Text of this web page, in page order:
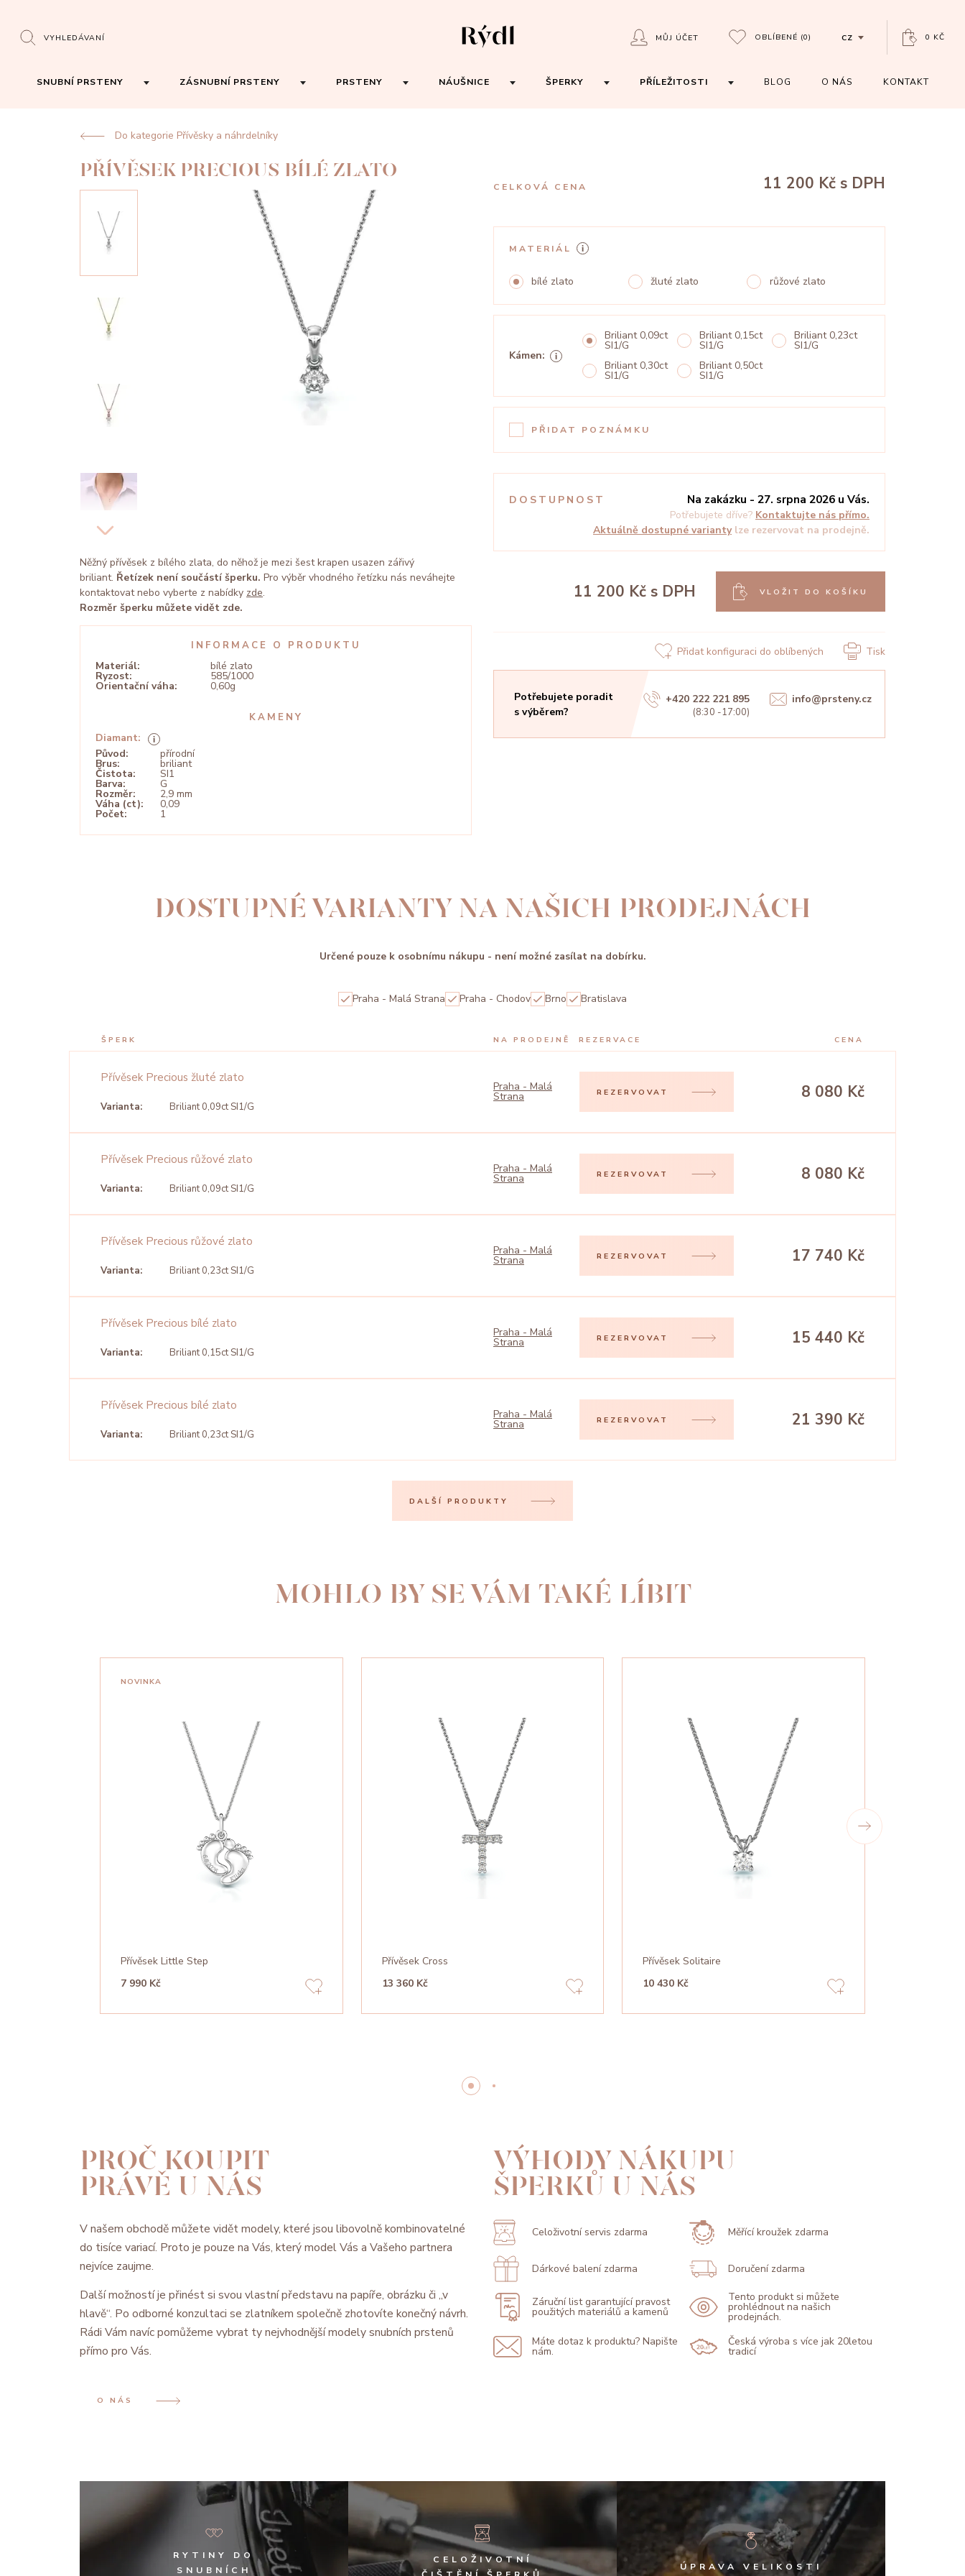
VYHLEDÁVANÍ MŮJ ÚČET OBLÍBENÉ (0) CZ 0 KČ
SNUBNÍ PRSTENY ZÁSNUBNÍ PRSTENY PRSTENY NÁUŠNICE ŠPERKY PŘÍLEŽITOSTI BLOG O NÁS KONTAKT
Do kategorie Přívěsky a náhrdelníky
PŘÍVĚSEK PRECIOUS BÍLÉ ZLATO
Něžný přívěsek z bílého zlata, do něhož je mezi šest krapen usazen zářivý
briliant. Řetízek není součástí šperku. Pro výběr vhodného řetízku nás neváhejte
kontaktovat nebo vyberte z nabídky zde.
Rozměr šperku můžete vidět zde.
INFORMACE O PRODUKTU
Materiál: bílé zlato
Ryzost: 585/1000
Orientační váha: 0,60g
KAMENY
Diamant:
Původ:
přírodní
Brus: briliant
Čistota: SI1
Barva: G
Rozměr: 2,9 mm
Váha (ct): 0,09
Počet: 1
CELKOVÁ CENA 11 200 Kč s DPH
MATERIÁL
bílé zlato žluté zlato růžové zlato
Kámen:
Briliant 0,09ct
SI1/G
Briliant 0,15ct
SI1/G
Briliant 0,23ct
SI1/G
Briliant 0,30ct
SI1/G
Briliant 0,50ct
SI1/G
PŘIDAT POZNÁMKU
DOSTUPNOST Na zakázku - 27. srpna 2026 u Vás.
Potřebujete dříve? Kontaktujte nás přímo.
Aktuálně dostupné varianty lze rezervovat na prodejně.
11 200 Kč s DPH VLOŽIT DO KOŠÍKU
Přidat konfiguraci do oblíbených Tisk
Potřebujete poradit
s výběrem?
+420 222 221 895
(8:30 -17:00)
info@prsteny.cz
DOSTUPNÉ VARIANTY NA NAŠICH PRODEJNÁCH
Určené pouze k osobnímu nákupu - není možné zasílat na dobírku.
Praha - Malá Strana Praha - Chodov Brno Bratislava
ŠPERK NA PRODEJNĚ REZERVACE CENA
Přívěsek Precious žluté zlato
Varianta: Briliant 0,09ct SI1/G
Praha - Malá
Strana REZERVOVAT 8 080 Kč
Přívěsek Precious růžové zlato
Varianta: Briliant 0,09ct SI1/G
Praha - Malá
Strana REZERVOVAT 8 080 Kč
Přívěsek Precious růžové zlato
Varianta: Briliant 0,23ct SI1/G
Praha - Malá
Strana REZERVOVAT 17 740 Kč
Přívěsek Precious bílé zlato
Varianta: Briliant 0,15ct SI1/G
Praha - Malá
Strana REZERVOVAT 15 440 Kč
Přívěsek Precious bílé zlato
Varianta: Briliant 0,23ct SI1/G
Praha - Malá
Strana REZERVOVAT 21 390 Kč
DALŠÍ PRODUKTY
MOHLO BY SE VÁM TAKÉ LÍBIT
NOVINKA
Přívěsek Little Step
7 990 Kč
Přívěsek Cross
13 360 Kč
Přívěsek Solitaire
10 430 Kč
PROČ KOUPIT
PRÁVĚ U NÁS
V našem obchodě můžete vidět modely, které jsou libovolně kombinovatelné
do tisíce variací. Proto je pouze na Vás, který model Vás a Vašeho partnera
nejvíce zaujme.
Další možností je přinést si svou vlastní představu na papíře, obrázku či „v
hlavě“. Po odborné konzultaci se zlatníkem společně zhotovíte konečný návrh.
Rádi Vám navíc pomůžeme vybrat ty nejvhodnější modely snubních prstenů
přímo pro Vás.
O NÁS
VÝHODY NÁKUPU
ŠPERKŮ U NÁS
Celoživotní servis zdarma Měřící kroužek zdarma
Dárkové balení zdarma Doručení zdarma
Záruční list garantující pravost
použitých materiálů a kamenů
Tento produkt si můžete
prohlédnout na našich
prodejnách.
Máte dotaz k produktu? Napište
nám.
Česká výroba s více jak 20letou
tradicí
RYTINY DO
SNUBNÍCH
CELOŽIVOTNÍ
ÚPRAVA VELIKOSTI